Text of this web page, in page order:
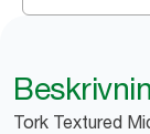
Tork Textured